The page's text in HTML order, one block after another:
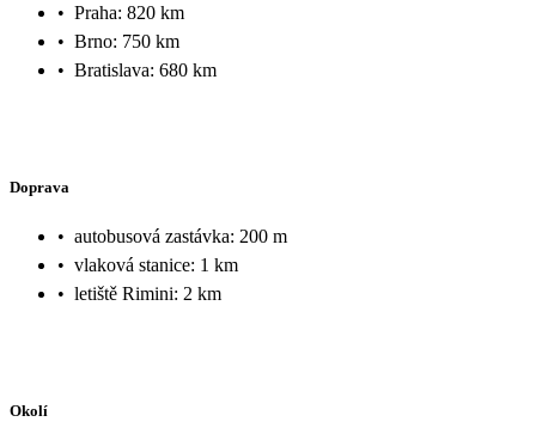
• Praha: 820 km
• Brno: 750 km
• Bratislava: 680 km
Doprava
• autobusová zastávka: 200 m
• vlaková stanice: 1 km
• letiště Rimini: 2 km
Okolí